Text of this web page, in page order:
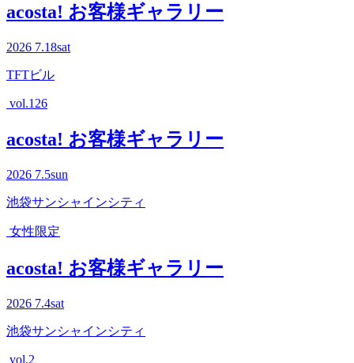
acosta! お客様ギャラリー
2026 7.18sat
TFTビル
vol.126
acosta! お客様ギャラリー
2026 7.5sun
池袋サンシャインシティ
女性限定
acosta! お客様ギャラリー
2026 7.4sat
池袋サンシャインシティ
vol.2